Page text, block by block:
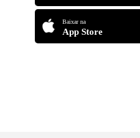
Baixar na
App Store